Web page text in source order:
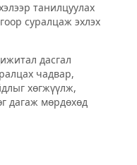
танилцуулах
суралцаж эхлэх
дасгал
чадвар,
хөгжүүлж,
дагаж мөрдөхөд